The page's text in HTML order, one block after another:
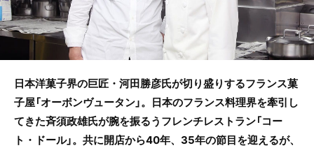
日本洋菓子界の巨匠・河田勝彦氏が切り盛りするフランス菓
子屋「オーボンヴュータン」。日本のフランス料理界を牽引し
てきた斉須政雄氏が腕を振るうフレンチレストラン「コー
ト・ドール」。共に開店から40年、35年の節目を迎えるが、